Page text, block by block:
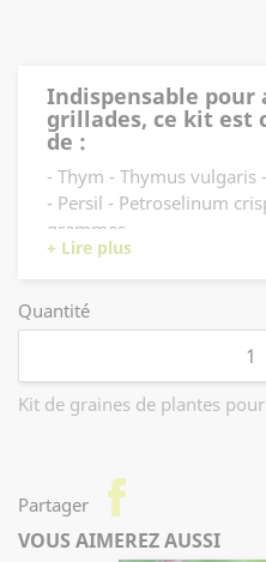
Indispensable pour
grillades, ce kit est
de :
- Thym - Thymus vulgaris
- Persil - Petroselinum
grammes
- Ail des ours - Allium
- Romarin - Rosmarinus
gramme
De quoi vous régaler tout
Quantité
Kit de graines de plantes
Partager facebook
VOUS AIMEREZ AUSSI